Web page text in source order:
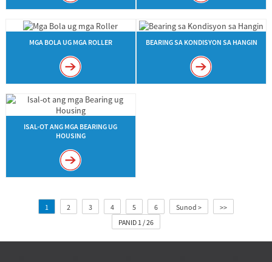
MGA BOLA UG MGA ROLLER BEARING SA KONDISYON SA HANGIN
ISAL-OT ANG MGA BEARING UG
HOUSING
1 2 3 4 5 6 Sunod >
>>
PANID 1 / 26